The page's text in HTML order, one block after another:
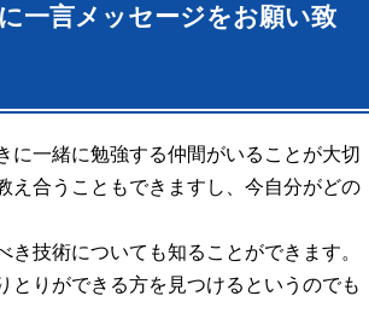
一言メッセージをお願い致
に一緒に勉強する仲間がいることが大切
え合うこともできますし、今自分がどの
技術についても知ることができます。
とりができる方を見つけるというのでも